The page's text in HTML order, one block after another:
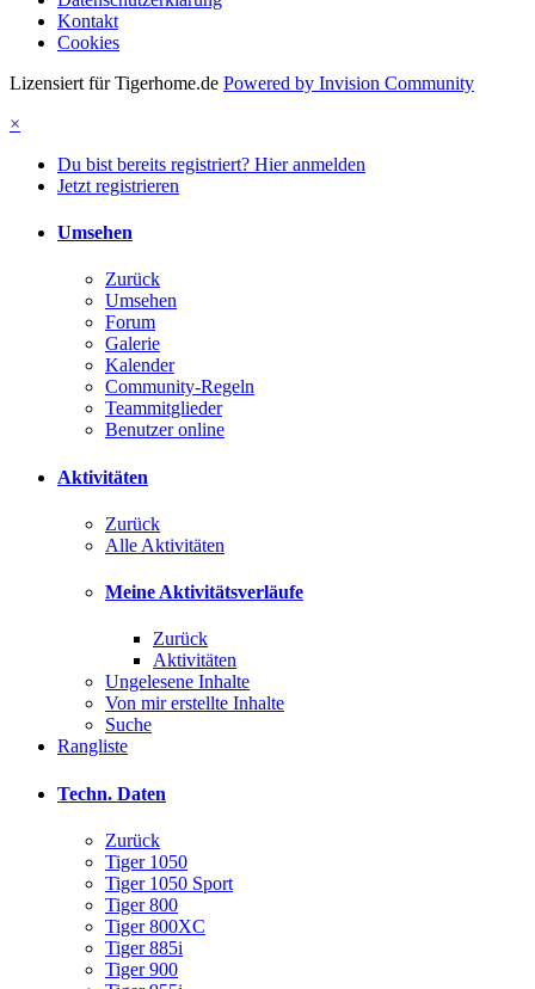
Kontakt
Cookies
Lizensiert für Tigerhome.de Powered by Invision Community
×
Du bist bereits registriert? Hier anmelden
Jetzt registrieren
Umsehen
Zurück
Umsehen
Forum
Galerie
Kalender
Community-Regeln
Teammitglieder
Benutzer online
Aktivitäten
Zurück
Alle Aktivitäten
Meine Aktivitätsverläufe
Zurück
Aktivitäten
Ungelesene Inhalte
Von mir erstellte Inhalte
Suche
Rangliste
Techn. Daten
Zurück
Tiger 1050
Tiger 1050 Sport
Tiger 800
Tiger 800XC
Tiger 885i
Tiger 900